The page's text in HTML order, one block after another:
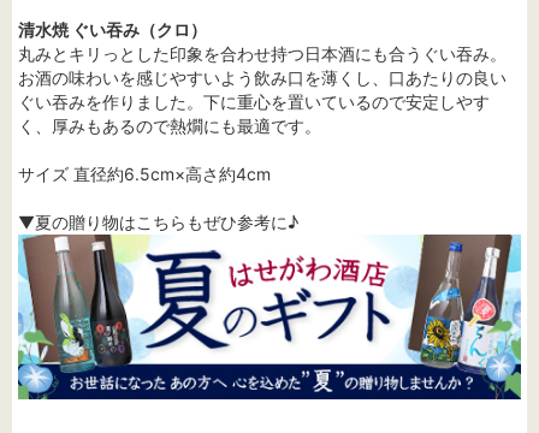
清水焼 ぐい吞み（クロ）
丸みとキリっとした印象を合わせ持つ日本酒にも合うぐい吞み。
お酒の味わいを感じやすいよう飲み口を薄くし、口あたりの良い
ぐい吞みを作りました。下に重心を置いているので安定しやす
く、厚みもあるので熱燗にも最適です。
サイズ 直径約6.5cm×高さ約4cm
▼夏の贈り物はこちらもぜひ参考に♪